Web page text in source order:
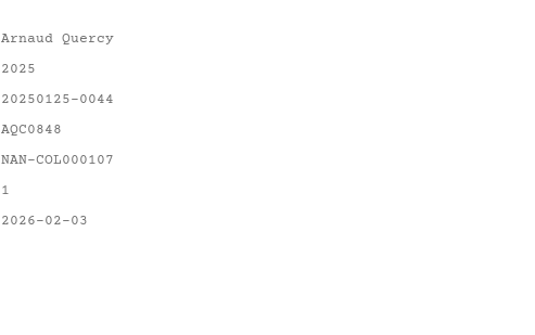
Arnaud Quercy
2025
20250125-0044
AQC0848
NAN-COL000107
1
2026-02-03